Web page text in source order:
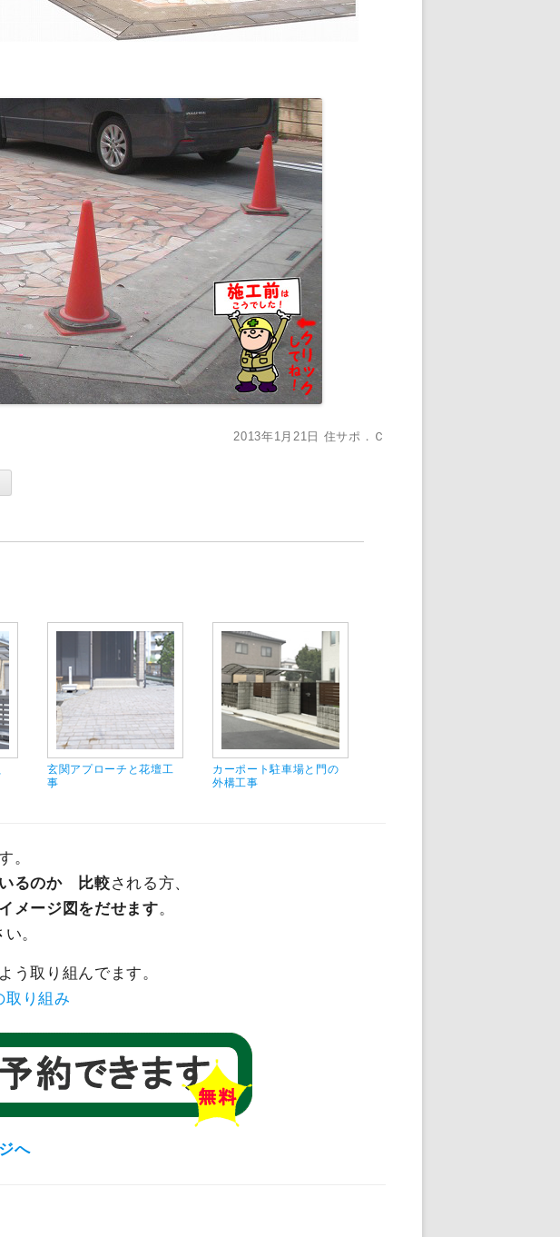
2013年1月21日 住サポ．Ｃ
玄関アプローチと花壇工
事
カーポート駐車場と門の
外構工事
。
いるのか 比較される方、
メージ図をだせます。
。
う取り組んでます。
取り組み
へ